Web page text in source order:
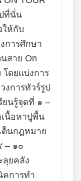
ไปที่นั่น
ให้กับ
การศึกษา
สาย On
โดยแบ่งการ
งการทัวร์รูป
ยนรู้จุดที่ ๑ –
เนื้อหาปูพื้น
ด็นกฎหมาย
– ๑๐
ลุยคลัง
คการทำ